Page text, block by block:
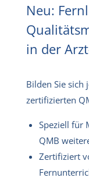
Neu:
in der
Bilden Sie sich
zertifizierten
Speziell für
QMB
Zertifiziert